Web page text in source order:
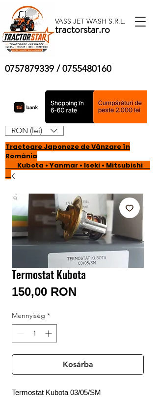
VASS JET WASH S.R.L.
tractorstar.ro
0757879339 /0755480160
Tractoare Japoneze de Vânzare în
România
Kubota • Yanmar • Iseki • Mitsubishi
Bejelentkezés / Regisztráció
RON (lei)
Termostat Kubota
150,00 RON
Mennyiség *
Kosárba
Termostat Kubota 03/05/SM